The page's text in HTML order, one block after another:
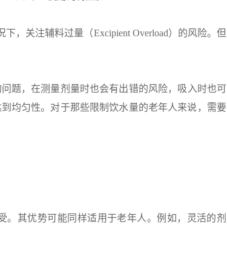
，关注辅料过量（Excipient Overload）的风险。但
题，在测量剂量时也会有出错的风险，吸入时也可
均匀性。对于那些限制饮水量的老年人来说，需要
。其优势可能同样适用于老年人。例如，灵活的剂